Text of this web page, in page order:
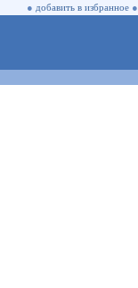
● добавить в избранное ●